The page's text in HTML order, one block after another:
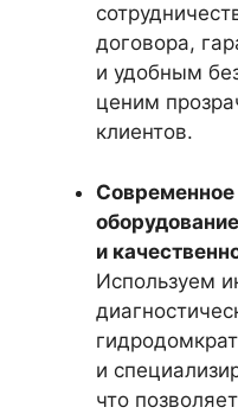
договора,
и удобным
ценим
клиентов.
Современное
и
Используем
и
что